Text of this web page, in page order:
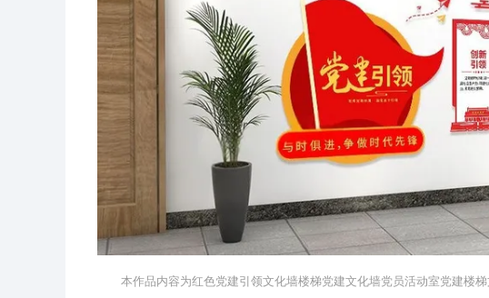
本作品内容为红色党建引领文化墙楼梯党建文化墙党员活动室党建楼